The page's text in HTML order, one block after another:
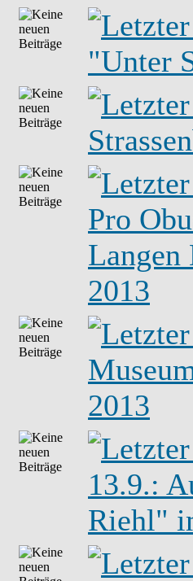
"Unter
Pro
Langen
2013
2013
13.9.:
Riehl"